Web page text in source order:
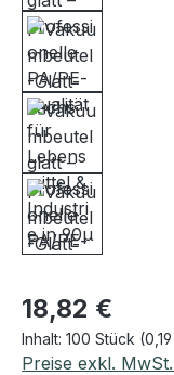
Regulärer Preis:
18,82 €
Inhalt: 100 Stück
Preise exkl.